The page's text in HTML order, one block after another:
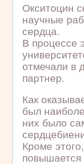
Окситоцин
научные
сердца.
В процессе
отмечали в
партнер.
Как
был
них было
Кроме
повышается